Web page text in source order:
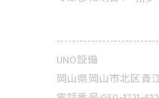
UNO設備
岡山県岡山市北区青